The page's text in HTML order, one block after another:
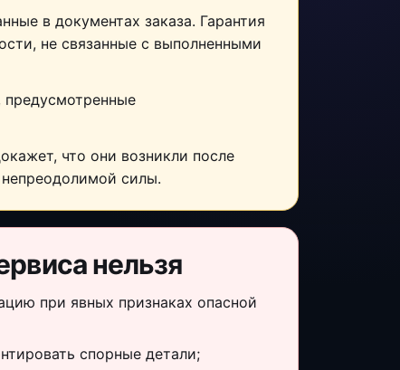
в документах заказа. Гарантия
не связанные с выполненными
предусмотренные
что они возникли после
непреодолимой силы.
нельзя
при явных признаках опасной
спорные детали;